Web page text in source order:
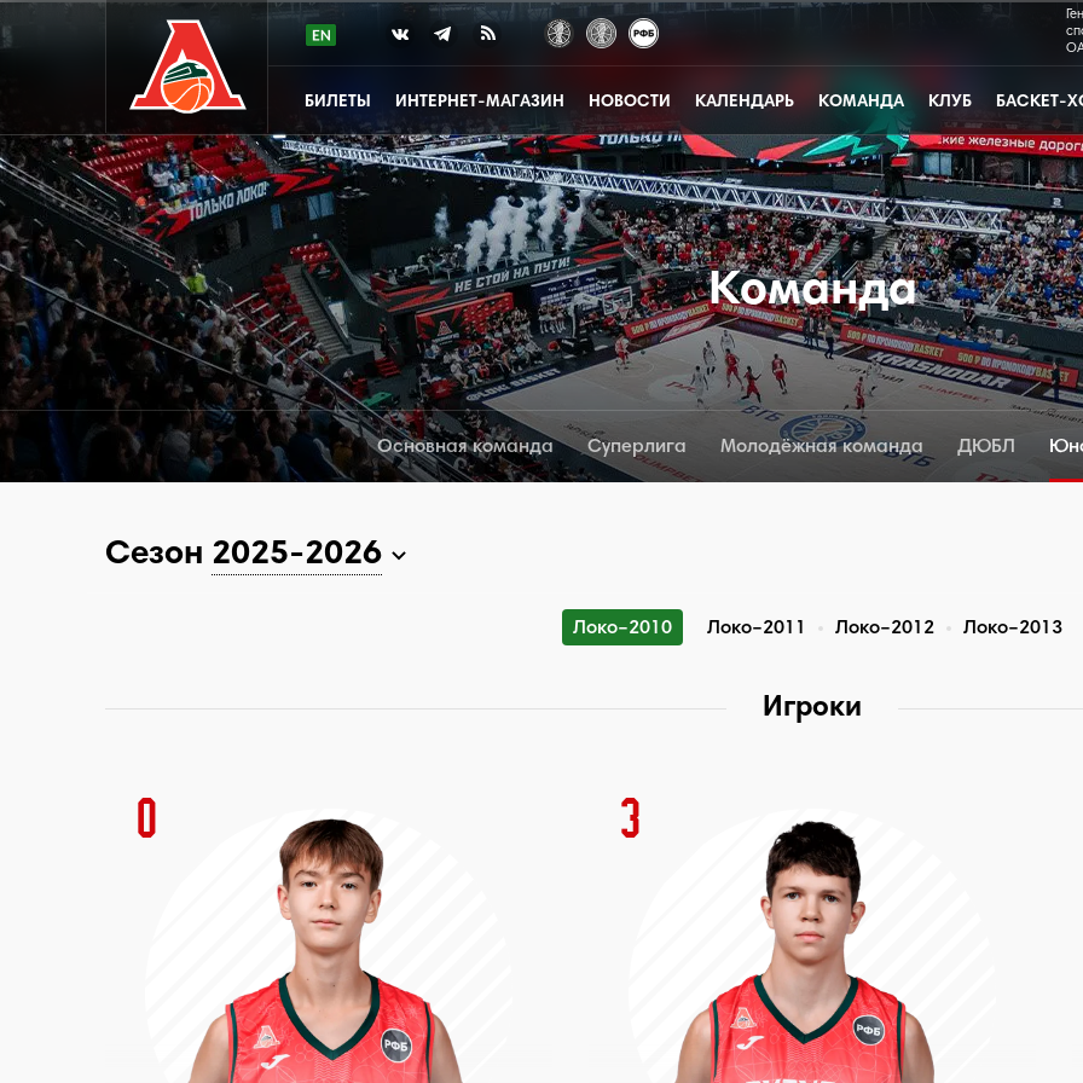
БИЛЕТЫ ИНТЕРНЕТ-МАГАЗИН НОВОСТИ КАЛЕНДАРЬ КОМАНДА КЛУБ БАСКЕТ-
Команда
Основная команда Суперлига Молодёжная команда ДЮБЛ
Сезон 2025-2026
Локо–2010 Локо–2011 Локо–2012 Локо–2013
Игроки
0 3